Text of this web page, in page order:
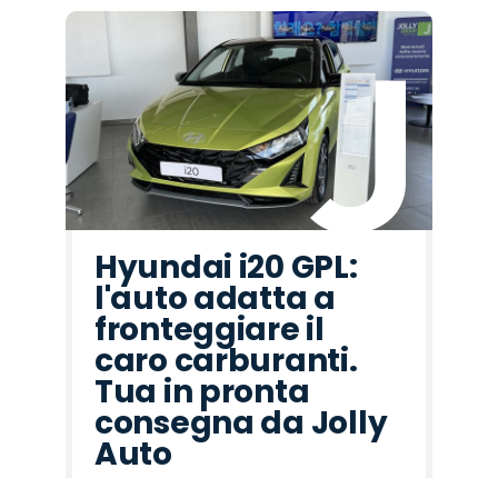
Hyundai i20 GPL:
l'auto adatta a
fronteggiare il
caro carburanti.
Tua in pronta
consegna da Jolly
Auto